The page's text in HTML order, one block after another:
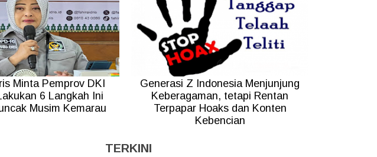
Minta Pemprov DKI
6 Langkah Ini
Musim Kemarau
Generasi Z Indonesia Menjunjung
Keberagaman, tetapi Rentan
Terpapar Hoaks dan Konten
Kebencian
TERKINI